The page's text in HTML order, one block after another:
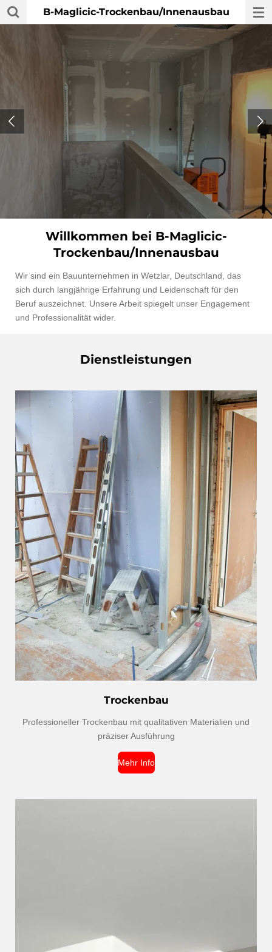
Zum
Hauptinhalt
B-Maglicic-Trockenbau/Innenausbau
Willkommen bei B-Maglicic-
Trockenbau/Innenausbau
Wir sind ein Bauunternehmen in Wetzlar, Deutschland, das
sich durch langjährige Erfahrung und Leidenschaft für den
Beruf auszeichnet. Unsere Arbeit spiegelt unser Engagement
und Professionalität wider.
Dienstleistungen
Trockenbau
Professioneller Trockenbau mit qualitativen Materialien und
präziser Ausführung
Mehr Info